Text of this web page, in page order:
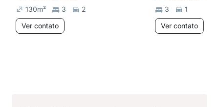
130m² 3
2
Ver contato
3
1
Ver contato